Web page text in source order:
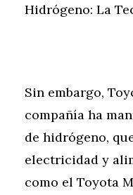
Hidrógeno: La
Sin embargo,
compañía ha
de hidrógeno,
electricidad y
como el Toyota